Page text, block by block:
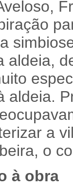
aldeia,
aldeia.
a
o
à obra